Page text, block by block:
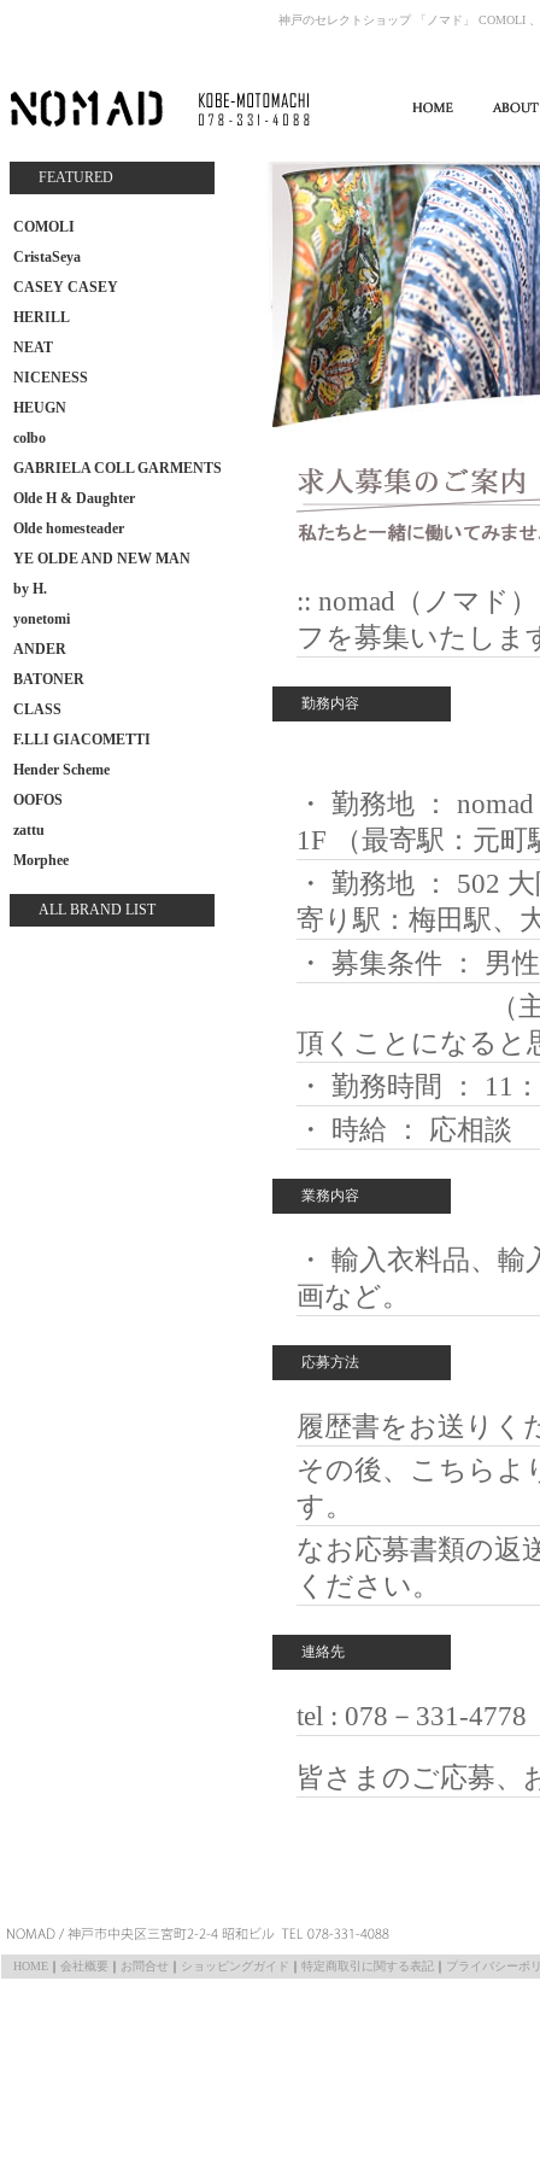
神戸のセレクトショップ 「ノマド」 COMOLI
FEATURED
COMOLI
CristaSeya
CASEY CASEY
HERILL
NEAT
NICENESS
HEUGN
colbo
GABRIELA COLL GARMENTS
Olde H & Daughter
Olde homesteader
YE OLDE AND NEW MAN
by H.
yonetomi
ANDER
BATONER
CLASS
F.LLI GIACOMETTI
Hender Scheme
OOFOS
zattu
Morphee
ALL BRAND LIST
:: nomad（ノマド
フを募集いたしま
勤務内容
・ 勤務地 ：
1F （最寄駅：元町
・ 勤務地 ： 502
寄り駅：梅田駅、
・ 募集条件 ： 男
（主に平日
頂くことになると
・ 勤務時間 ： 11
・ 時給 ： 応相談
業務内容
・ 輸入衣料品、
画など。
応募方法
履歴書をお送りく
その後、こちらよ
す。
なお応募書類の返
ください。
連絡先
tel : 078－331-
皆さまのご応募、
HOME ｜ 会社概要 ｜ お問合せ ｜ ショッピングガイド ｜ 特定商取引に関する表記 ｜ プライバシーポ